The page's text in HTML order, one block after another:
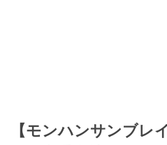
【モンハンサンブレ